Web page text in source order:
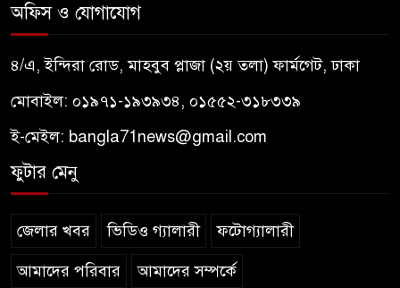
অফিস ও যোগাযোগ
৪/এ, ইন্দিরা রোড, মাহবুব প্লাজা (২য় তলা) ফার্মগেট, ঢাকা
মোবাইল: ০১৯৭১-১৯৩৯৩৪, ০১৫৫২-৩১৮৩৩৯
ই-মেইল: bangla71news@gmail.com
ফুটার মেনু
জেলার খবর ভিডিও গ্যালারী ফটোগ্যালারী
আমাদের পরিবার আমাদের সম্পর্কে